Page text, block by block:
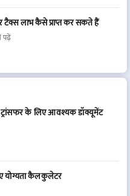
टैक्स लाभ कैसे प्राप्त कर सकते हैं
पढ़ें
ट्रांसफर के लिए आवश्यक डॉक्यूमेंट
योग्यता कैलकुलेटर